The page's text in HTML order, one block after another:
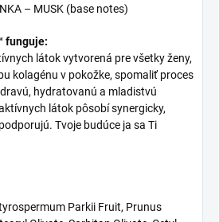
– MUSK (base notes)
funguje:
látok vytvorená pre všetky ženy,
kolagénu v pokožke, spomaliť proces
hydratovanú a mladistvú
látok pôsobí synergicky,
Tvoje budúce ja sa Ti
Parkii Fruit, Prunus